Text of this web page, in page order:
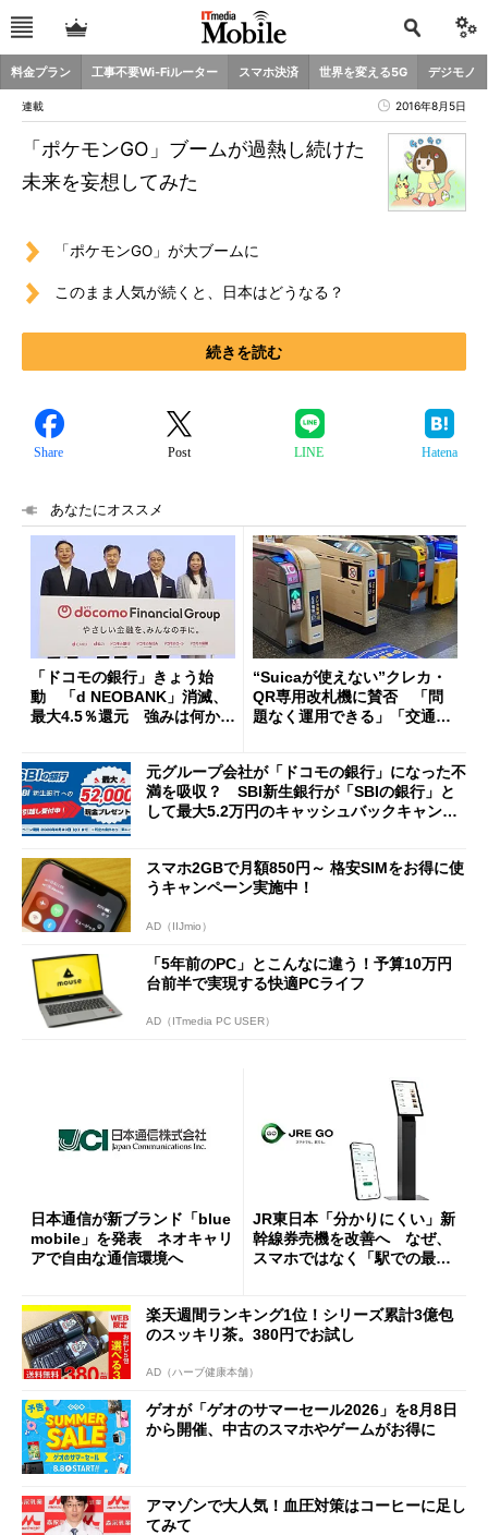
料金プラン 工事不要Wi-Fiルーター スマホ決済 世界を変える5G デジモノ
連載 2016年8月5日
「ポケモンGO」ブームが過熱し続けた
未来を妄想してみた
「ポケモンGO」が大ブームに
このまま人気が続くと、日本はどうなる？
続きを読む
Share Post LINE Hatena
あなたにオススメ
「ドコモの銀行」きょう始
動 「d NEOBANK」消滅、
最大4.5％還元 強みは何か解
“Suicaが使えない”クレカ・
QR専用改札機に賛否 「問
題なく運用できる」「交通系I
元グループ会社が「ドコモの銀行」になった不
満を吸収？ SBI新生銀行が「SBIの銀行」と
して最大5.2万円のキャッシュバックキャンペ
スマホ2GBで月額850円～ 格安SIMをお得に使
うキャンペーン実施中！
AD（IIJmio）
「5年前のPC」とこんなに違う！予算10万円
台前半で実現する快適PCライフ
AD（ITmedia PC USER）
日本通信が新ブランド「blue
mobile」を発表 ネオキャリ
アで自由な通信環境へ
JR東日本「分かりにくい」新
幹線券売機を改善へ なぜ、
スマホではなく「駅での最短
楽天週間ランキング1位！シリーズ累計3億包
のスッキリ茶。380円でお試し
AD（ハーブ健康本舗）
ゲオが「ゲオのサマーセール2026」を8月8日
から開催、中古のスマホやゲームがお得に
アマゾンで大人気！血圧対策はコーヒーに足し
てみて